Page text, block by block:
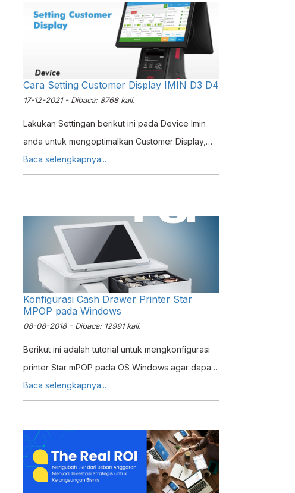
Cara Setting Customer Display IMIN D3 D4
17-12-2021 - Dibaca: 8768 kali.
Lakukan Settingan berikut ini pada Device Imin
anda untuk mengoptimalkan Customer Display,
terutama jika terjadi masalah atau bugs saat
Display ditampilkan
Baca selengkapnya...
Konfigurasi Cash Drawer Printer Star
MPOP pada Windows
08-08-2018 - Dibaca: 12991 kali.
Berikut ini adalah tutorial untuk mengkonfigurasi
printer Star mPOP pada OS Windows agar dapat
membuka cash drawer secara otomatis saat
transaksi berlangsung
Baca selengkapnya...